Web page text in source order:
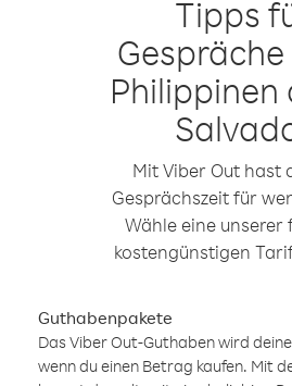
Tipps
Philippinen
Mit Viber Out hast
Gesprächszeit für
Wähle eine unserer
kostengünstigen
Guthabenpakete
Das Viber Out-Guthaben wird
wenn du einen Betrag kaufen. Mit